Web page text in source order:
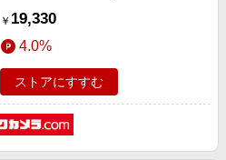
￥ 19,330
4.0%
ストアにすすむ